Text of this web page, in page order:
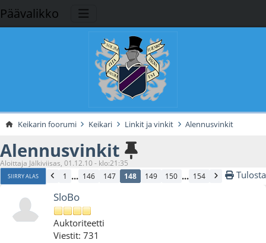
Päävalikko
Keikarin foorumi Keikari Linkit ja vinkit Alennusvinkit
Alennusvinkit
Aloittaja Jälkiviisas, 01.12.10 - klo:21:35
SIIRRY ALAS 1 ... 146 147 148 149 150 ... 154 Tulosta
SloBo
Auktoriteetti
Viestit: 731